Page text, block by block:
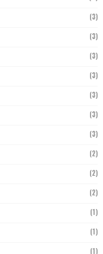
(3)
(3)
(3)
(3)
(3)
(3)
(3)
(2)
(2)
(2)
(1)
(1)
(1)